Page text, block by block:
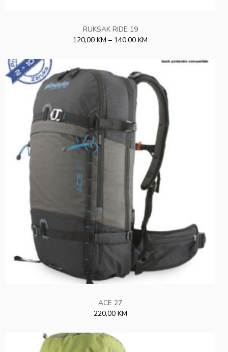
RUKSAK RIDE 19
120,00 KM – 140,00 KM
ACE 27
220,00 KM